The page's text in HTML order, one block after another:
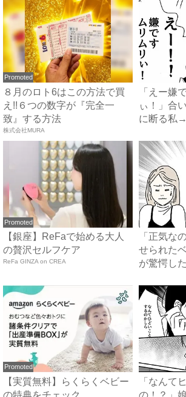
Promoted
８月のロト6はこの方法で買
え!!６つの数字が『完全一
致』する方法
株式会社MURA
「えー嫌
ぃ！」合
に断る私
Promoted
【銀座】ReFaで始める大人
の贅沢セルフケア
ReFa GINZA on CREA
「正気な
せられた
が驚愕し
Promoted
【実質無料】らくらくベビー
の特典をチェック
「なんて
の！？」